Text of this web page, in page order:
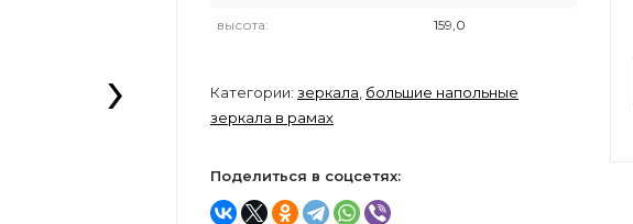
›
высота: 159,0
Категории: зеркала большие напольные
зеркала в рамах
Поделиться в соцсетях: